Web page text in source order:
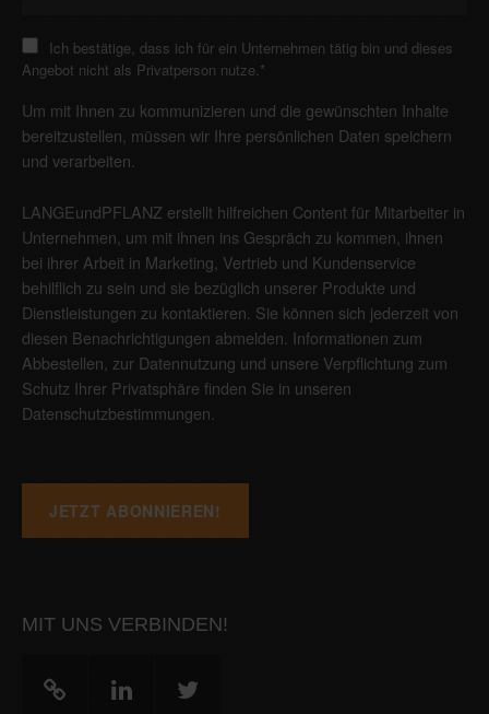
Ich bestätige, dass ich für ein Unternehmen tätig bin und dieses
Angebot nicht als Privatperson nutze.*
Um mit Ihnen zu kommunizieren und die gewünschten Inhalte
bereitzustellen, müssen wir Ihre persönlichen Daten speichern
und verarbeiten.
LANGEundPFLANZ erstellt hilfreichen Content für Mitarbeiter in
Unternehmen, um mit ihnen ins Gespräch zu kommen, ihnen
bei ihrer Arbeit in Marketing, Vertrieb und Kundenservice
behilflich zu sein und sie bezüglich unserer Produkte und
Dienstleistungen zu kontaktieren. Sie können sich jederzeit von
diesen Benachrichtigungen abmelden. Informationen zum
Abbestellen, zur Datennutzung und unsere Verpflichtung zum
Schutz Ihrer Privatsphäre finden Sie in unseren
Datenschutzbestimmungen
MIT UNS VERBINDEN!